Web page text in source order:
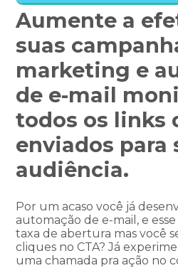
Aumente a
suas
marketing e
de e-mail
todos os links
enviados para
audiência.
Por um acaso você já
automação de e-mail, e
taxa de abertura mas você
cliques no CTA? Já
uma chamada pra ação no